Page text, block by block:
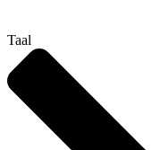
Taal